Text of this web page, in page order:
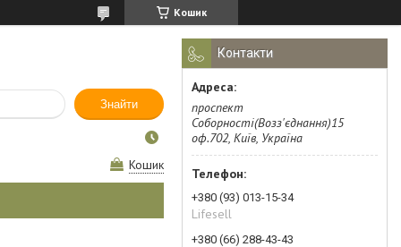
Кошик
Знайти
Кошик
Контакти
проспект
Соборності(Возз'єднання)15
оф.702, Київ, Україна
+380 (93) 013-15-34
Lifesell
+380 (66) 288-43-43